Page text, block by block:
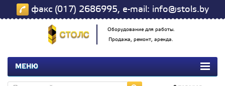
факс (017) 2686995, e-mail: info@stols.by
Оборудование для работы.
Продажа, ремонт, аренда.
МЕНЮ